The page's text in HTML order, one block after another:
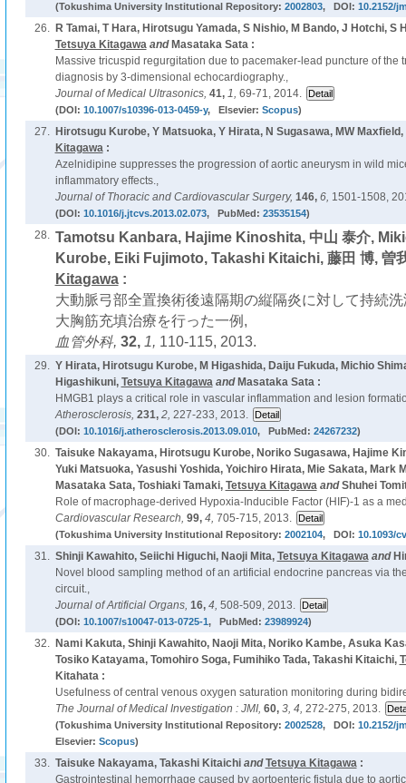
(Tokushima University Institutional Repository: 2002803, DOI: 10.2152/
26.
R Tamai, T Hara, Hirotsugu Yamada, S Nishio, M Bando, J Hotchi, S
Tetsuya Kitagawaand Masataka Sata :
Massive tricuspid regurgitation due to pacemaker-lead puncture of the
diagnosis by 3-dimensional echocardiography.,
Journal of Medical Ultrasonics, 41, 1, 69-71, 2014.
(DOI: 10.1007/s10396-013-0459-y, Elsevier: Scopus)
27.
Hirotsugu Kurobe, Y Matsuoka, Y Hirata, N Sugasawa, MW
Kitagawa:
Azelnidipine suppresses the progression of aortic aneurysm in wild
inflammatory effects.,
Journal of Thoracic and Cardiovascular Surgery, 146, 6, 1501-1508,
(DOI: 10.1016/j.jtcvs.2013.02.073, PubMed: 23535154)
28. Tamotsu Kanbara, Hajime Kinoshita, 中山 泰介,
Kurobe, Eiki Fujimoto, Takashi Kitaichi, 藤田 博, 曽
Kitagawa:
大動脈弓部全置換術後遠隔期の縦隔炎に対して持続
大胸筋充填治療を行った一例,
血管外科, 32, 1, 110-115, 2013.
29. Y Hirata, Hirotsugu Kurobe, M Higashida, Daiju Fukuda, Michio
Higashikuni, Tetsuya Kitagawaand Masataka Sata :
HMGB1 plays a critical role in vascular inflammation and lesion
Atherosclerosis, 231, 2, 227-233, 2013.
(DOI: 10.1016/j.atherosclerosis.2013.09.010, PubMed: 24267232)
30. Taisuke Nakayama, Hirotsugu Kurobe, Noriko Sugasawa, Hajime
Yuki Matsuoka, Yasushi Yoshida, Yoichiro Hirata, Mie Sakata, Mark
Masataka Sata, Toshiaki Tamaki, Tetsuya KitagawaandShuhei
Role of macrophage-derived Hypoxia-Inducible Factor (HIF)-1 as a
Cardiovascular Research, 99, 4, 705-715, 2013.
(Tokushima University Institutional Repository: 2002104, DOI: 10.1093/
31. Shinji Kawahito, Seiichi Higuchi, Naoji Mita, Tetsuya Kitagawaand
Novel blood sampling method of an artificial endocrine pancreas via
circuit.,
Journal of Artificial Organs, 16, 4, 508-509, 2013.
(DOI: 10.1007/s10047-013-0725-1, PubMed: 23989924)
32.
Nami Kakuta, Shinji Kawahito, Naoji Mita, Noriko Kambe, Asuka
Tosiko Katayama, Tomohiro Soga, Fumihiko Tada, Takashi Kitaichi,
Kitahata :
Usefulness of central venous oxygen saturation monitoring during
The Journal of Medical Investigation : JMI, 60, 3, 4, 272-275, 2013.
(Tokushima University Institutional Repository: 2002528, DOI: 10.2152/
Elsevier: Scopus)
33. Taisuke Nakayama, Takashi KitaichiandTetsuya Kitagawa:
Gastrointestinal hemorrhage caused by aortoenteric fistula due to